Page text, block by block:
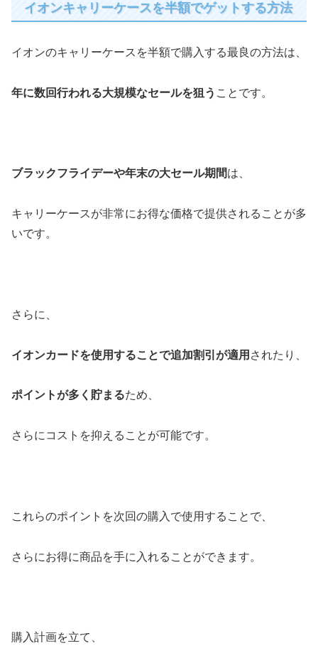
イオンキャリーケースを半額でゲットする方法
イオンのキャリーケースを半額で購入する最良の方法は、
年に数回行われる大規模なセールを狙う ことです。
ブラックフライデーや年末の大セール期間は、
キャリーケースが非常にお得な価格で提供されることが多
いです。
さらに、
イオンカードを使用することで追加割引が適用 されたり、
ポイントが多く貯まるため、
さらにコストを抑えることが可能です。
これらのポイントを次回の購入で使用することで、
さらにお得に商品を手に入れることができます。
購入計画を立て、